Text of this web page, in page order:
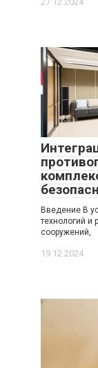
Введение В
технологий и
сооружений,
19.12.2024